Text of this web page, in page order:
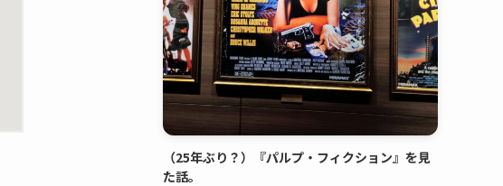
（25年ぶり？）『パルプ・フィクション』を見
た話。